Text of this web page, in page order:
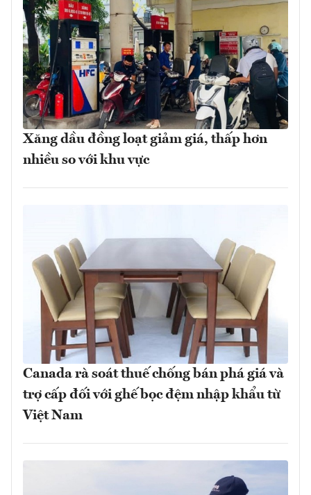
Xăng dầu đồng loạt giảm giá, thấp hơn
nhiều so với khu vực
Canada rà soát thuế chống bán phá giá và
trợ cấp đối với ghế bọc đệm nhập khẩu từ
Việt Nam